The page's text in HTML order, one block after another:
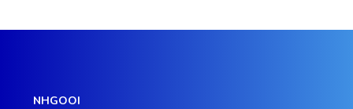
NHGOOI